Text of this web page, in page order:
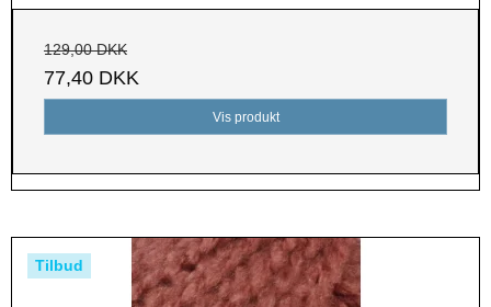
129,00 DKK
77,40 DKK
Vis produkt
Tilbud